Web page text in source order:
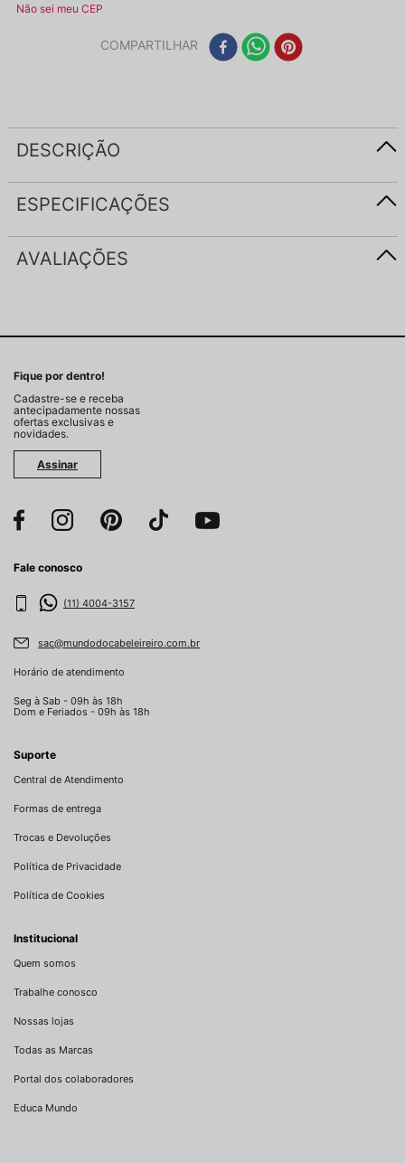
Não sei meu CEP
COMPARTILHAR
DESCRIÇÃO
ESPECIFICAÇÕES
AVALIAÇÕES
Fique por dentro!
Cadastre-se e receba
antecipadamente nossas
ofertas exclusivas e
novidades.
Assinar
Fale conosco
(11) 4004-3157
sac@mundodocabeleireiro.com.br
Horário de atendimento
Seg à Sab - 09h às 18h
Dom e Feriados - 09h às 18h
Suporte
Central de Atendimento
Formas de entrega
Trocas e Devoluções
Política de Privacidade
Política de Cookies
Institucional
Quem somos
Trabalhe conosco
Nossas lojas
Todas as Marcas
Portal dos colaboradores
Educa Mundo